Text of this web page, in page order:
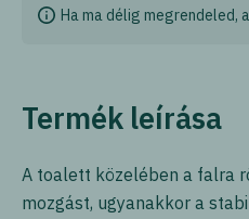
Ha ma délig megrendeled,
Termék leírása
A toalett közelében a falra
mozgást, ugyanakkor a